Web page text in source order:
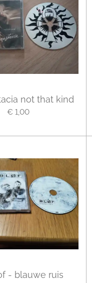
not that kind
€ 1,00
- blauwe ruis